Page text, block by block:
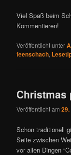
Viel Spaß beim
Kommentieren!
Veröffentlicht unter
feenschach,
Christmas
Veröffentlicht am
Schon traditionell
Seite zwischen
vor allen Dingen